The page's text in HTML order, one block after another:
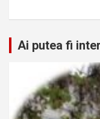
Ai putea fi